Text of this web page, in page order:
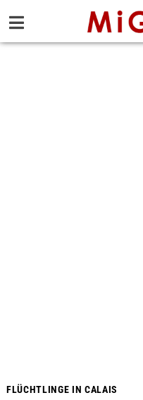
FLÜCHTLINGE IN CALAIS